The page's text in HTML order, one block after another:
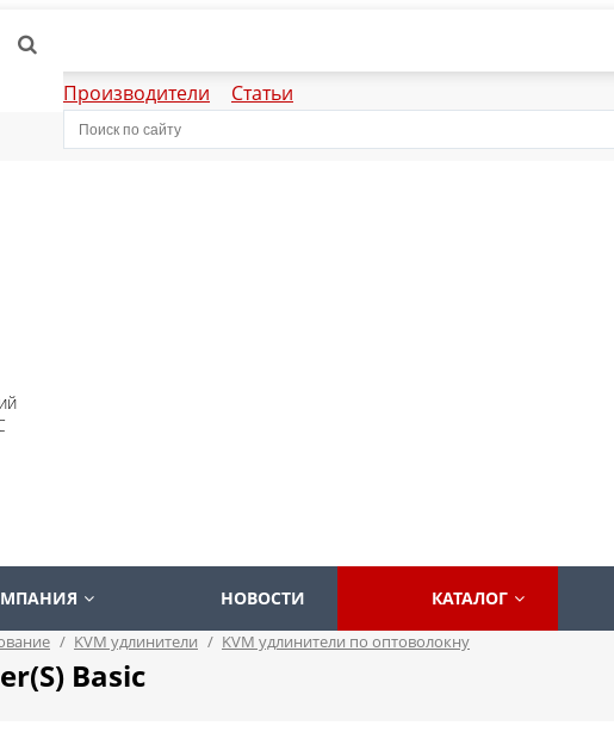
Производители Статьи
НОВОСТИ КАТАЛОГ
/ KVM удлинители / KVM удлинители по оптоволокну
Basic